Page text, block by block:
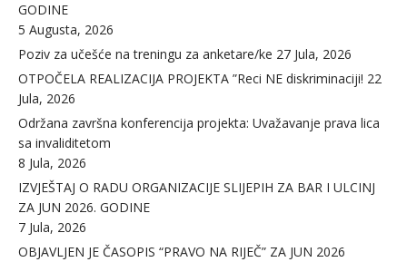
GODINE
5 Augusta, 2026
Poziv za učešće na treningu za anketare/ke 27 Jula, 2026
OTPOČELA REALIZACIJA PROJEKTA ”Reci NE diskriminaciji! 22
Jula, 2026
Održana završna konferencija projekta: Uvažavanje prava lica
sa invaliditetom
8 Jula, 2026
IZVJEŠTAJ O RADU ORGANIZACIJE SLIJEPIH ZA BAR I ULCINJ
ZA JUN 2026. GODINE
7 Jula, 2026
OBJAVLJEN JE ČASOPIS “PRAVO NA RIJEČ” ZA JUN 2026